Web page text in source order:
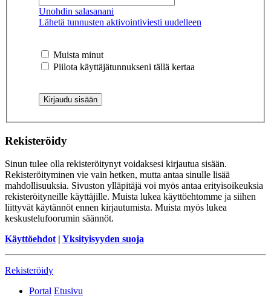
Unohdin salasanani
Lähetä tunnusten aktivointiviesti uudelleen
Muista minut
Piilota käyttäjätunnukseni tällä kertaa
Rekisteröidy
Sinun tulee olla rekisteröitynyt voidaksesi kirjautua sisään.
Rekisteröityminen vie vain hetken, mutta antaa sinulle lisää
mahdollisuuksia. Sivuston ylläpitäjä voi myös antaa erityisoikeuksia
rekisteröityneille käyttäjille. Muista lukea käyttöehtomme ja siihen
liittyvät käytännöt ennen kirjautumista. Muista myös lukea
keskustelufoorumin säännöt.
Käyttöehdot | Yksityisyyden suoja
Rekisteröidy
Portal Etusivu